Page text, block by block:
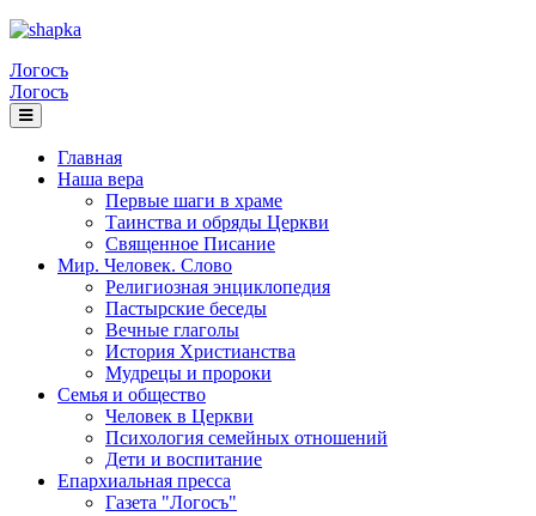
Логосъ
Логосъ
Главная
Наша вера
Первые шаги в храме
Таинства и обряды Церкви
Священное Писание
Мир. Человек. Слово
Религиозная энциклопедия
Пастырские беседы
Вечные глаголы
История Христианства
Мудрецы и пророки
Семья и общество
Человек в Церкви
Психология семейных отношений
Дети и воспитание
Епархиальная пресса
Газета "Логосъ"